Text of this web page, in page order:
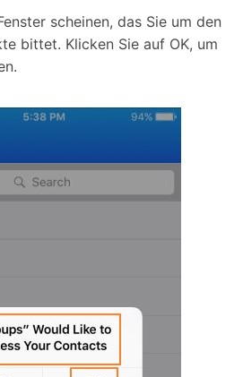
scheinen, das Sie um den
bittet. Klicken Sie auf OK, um